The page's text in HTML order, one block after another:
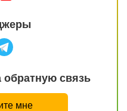
обратную связь
мне